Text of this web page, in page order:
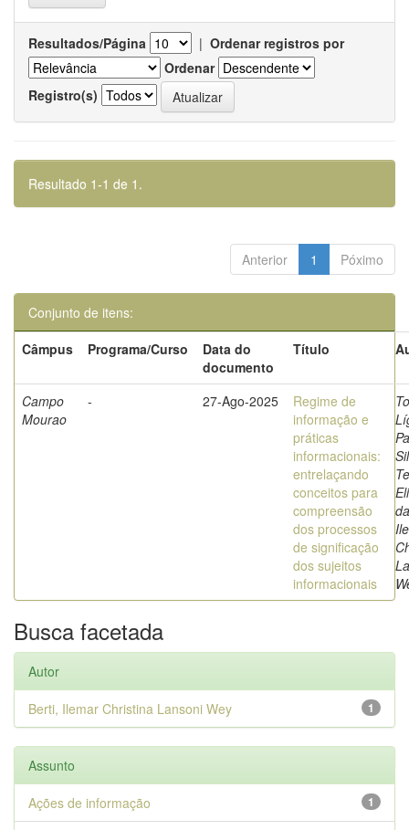
Resultados/Página | Ordenar registros por
Ordenar
Registro(s)
Resultado 1-1 de 1.
Anterior 1 Póximo
Conjunto de itens:
Câmpus
Programa/Curso
Data do
documento
Título
Campo
Mourao
- 27-Ago-2025
Regime de
informação e
práticas
informacionais:
entrelaçando
conceitos para
compreensão
dos processos
de significação
dos sujeitos
informacionais
Busca facetada
Autor
1
Berti, Ilemar Christina Lansoni Wey
Assunto
1
Ações de informação